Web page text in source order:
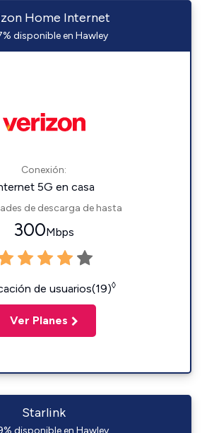
Home Internet
disponible en Hawley
Conexión:
5G en casa
de descarga de hasta
300Mbps
de usuarios(19)◊
Ver Planes
Starlink
disponible en Hawley